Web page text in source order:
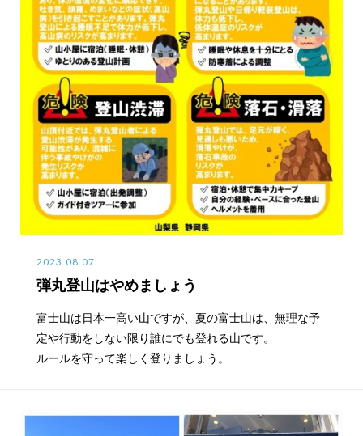
2023.08.07
弾丸登山はやめましょう
富士山は日本一高い山ですが、夏の富士山は、無理な予
定や行動をしない限り誰にでも登れる山です。
ルールを守って楽しく登りましょう。